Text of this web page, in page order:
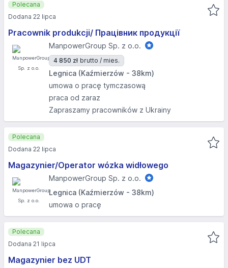
Pracownik produkcji/ Працівник продукції
ManpowerGroup Sp. z o.o.
4 850 zł brutto / mies.
Legnica (Kaźmierzów - 38km)
umowa o pracę tymczasową
praca od zaraz
Zapraszamy pracowników z Ukrainy
Polecana
Dodana 22 lipca
Magazynier/Operator wózka widłowego
ManpowerGroup Sp. z o.o.
Legnica (Kaźmierzów - 38km)
umowa o pracę
Polecana
Dodana 22 lipca
Magazynier bez UDT
Polecana
Dodana 21 lipca